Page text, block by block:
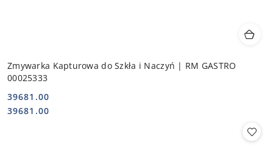
Zmywarka Kapturowa do Szkła i Naczyń | RM GASTRO
00025333
Cena:
39681.00
Cena:
39681.00